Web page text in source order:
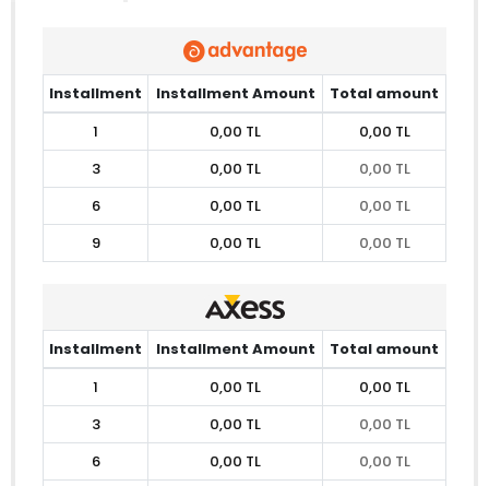
Installment Installment Amount
Total amount
1
0,00 TL
0,00 TL
3
0,00 TL
0,00 TL
6
0,00 TL
0,00 TL
9
0,00 TL 0,00 TL
Installment Installment Amount
Total amount
1
0,00 TL
0,00 TL
3
0,00 TL
0,00 TL
6
0,00 TL
0,00 TL